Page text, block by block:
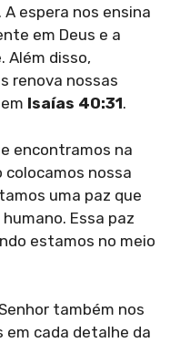
espera nos ensina
em Deus e a
Além disso,
renova nossas
Isaías 40:31.
encontramos na
colocamos nossa
uma paz que
Essa paz
estamos no meio
também nos
em cada detalhe da